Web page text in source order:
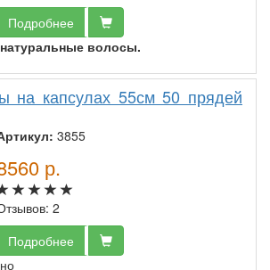
Подробнее
натуральные волосы.
на капсулах 55см 50 прядей
3855
р.
2
Подробнее